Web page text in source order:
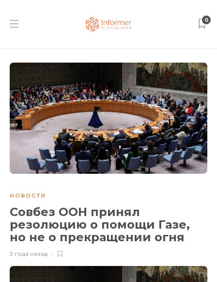
0
НОВОСТИ
Совбез ООН принял
резолюцию о помощи Газе,
но не о прекращении огня
3 года назад